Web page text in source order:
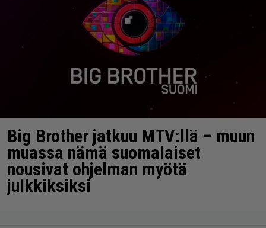
Big Brother jatkuu MTV:llä – muun
muassa nämä suomalaiset
nousivat ohjelman myötä
julkkiksiksi